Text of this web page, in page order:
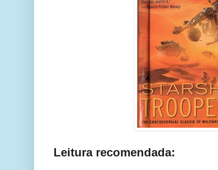
Leitura recomendada: